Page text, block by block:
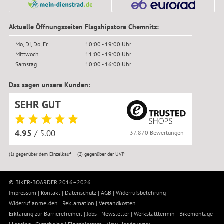
Aktuelle Öffnungszeiten Flagshipstore Chemnitz:
Mo, Di, Do, Fr
10:00 - 19:00 Uhr
Mittwoch
11:00 - 19:00 Uhr
Samstag
10:00 - 16:00 Uhr
Das sagen unsere Kunden:
SEHR GUT
4.95 / 5.00 37.870 Bewertungen
(1)gegenüber dem Einzelkauf (2) gegenüber der UVP
© BIKER-BOARDER 2016–2026
Impressum | Kontakt | Datenschutz | AGB | Widerrufsbelehrung |
Widerruf anmelden | Reklamation | Versandkosten |
Erklärung zur Barrierefreiheit | Jobs | Newsletter | Werkstatttermin | Bikemontage